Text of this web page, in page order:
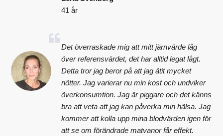
41 år
Det överraskade mig att mitt järnvärde låg
över referensvärdet, det har alltid legat lågt.
Detta tror jag beror på att jag ätit mycket
nötter. Jag varierar nu min kost och undviker
överkonsumtion. Jag är piggare och det känns
bra att veta att jag kan påverka min hälsa. Jag
kommer att kolla upp mina blodvärden igen för
att se om förändrade matvanor får effekt.